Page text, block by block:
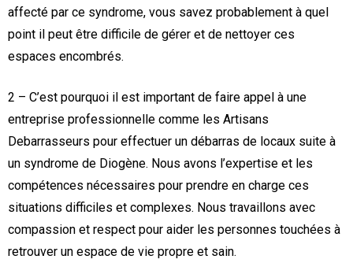
affecté par ce syndrome, vous savez probablement à quel
point il peut être difficile de gérer et de nettoyer ces
espaces encombrés.
2 – C’est pourquoi il est important de faire appel à une
entreprise professionnelle comme les Artisans
Debarrasseurs pour effectuer un débarras de locaux suite à
un syndrome de Diogène. Nous avons l’expertise et les
compétences nécessaires pour prendre en charge ces
situations difficiles et complexes. Nous travaillons avec
compassion et respect pour aider les personnes touchées à
retrouver un espace de vie propre et sain.